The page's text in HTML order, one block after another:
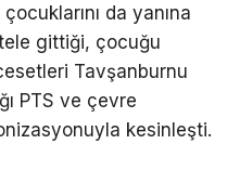
da yanına
gittiği, çocuğu
Tavşanburnu
PTS ve çevre
kesinleşti.